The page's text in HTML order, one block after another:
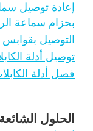
إعادة توصيل
بحزام سماعة
التوصيل
توصيل أدلة
فصل أدلة
الحلول الشائعة